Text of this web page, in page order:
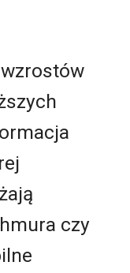
wzrostów
czy